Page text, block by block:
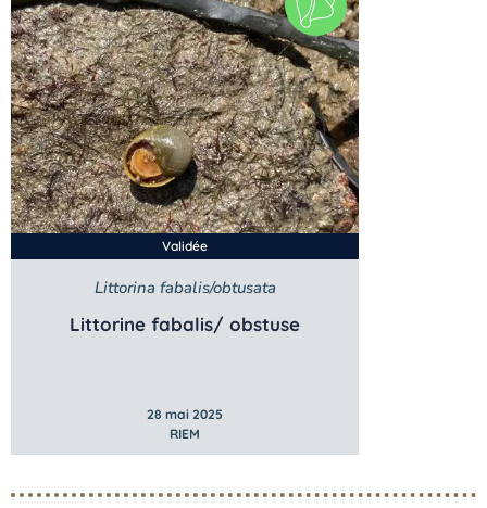
Validée
Littorina fabalis/obtusata
Littorine fabalis/ obstuse
28 mai 2025
RIEM